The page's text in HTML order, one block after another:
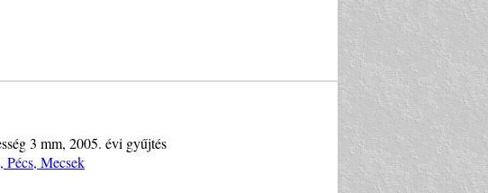
3 mm, 2005. évi gyűjtés
Pécs, Mecsek